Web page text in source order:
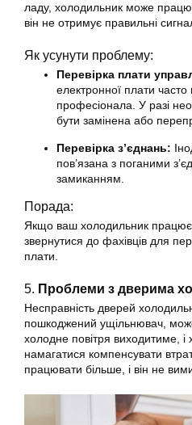
ладу, холодильник може
він не отримує правильні
Як усунути проблему:
Перевірка плати
електронної плати часто
професіонала. У разі
бути замінена або
Перевірка з’єднань:
пов’язана з поганими
замиканням.
Порада:
Якщо ваш холодильник
звернутися до фахівців для
плати.
5. Проблеми з дверима
Несправність дверей
пошкоджений ущільнювач,
холодне повітря виходитиме,
намагатися компенсувати
працювати більше, і він не